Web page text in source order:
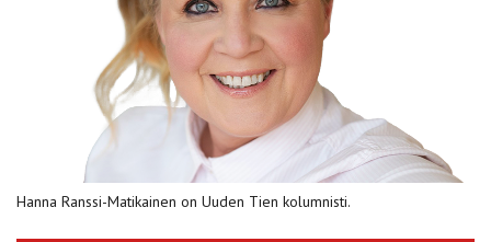
Hanna Ranssi-Matikainen on Uuden Tien kolumnisti.